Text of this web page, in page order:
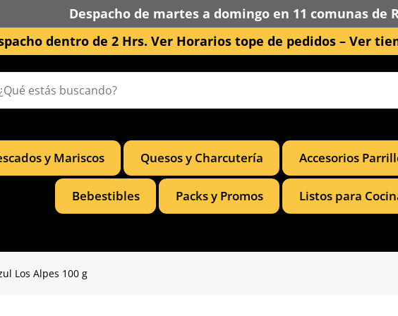
Despacho de martes a domingo en 11 comunas de
dentro de 2 Hrs. Ver Horarios tope de pedidos – Ver
y Mariscos Quesos y Charcutería Accesorios
Bebestibles Packs y Promos Listos para
Los Alpes 100 g